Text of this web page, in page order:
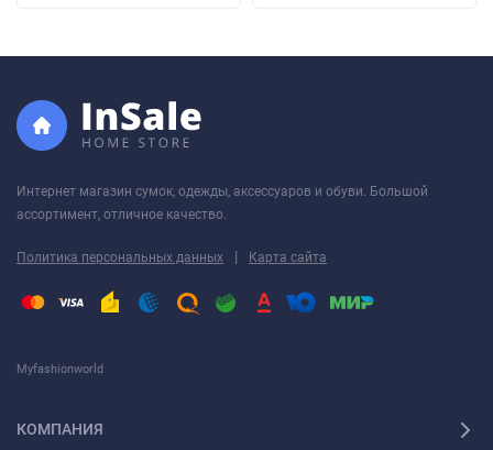
Интернет магазин сумок, одежды, аксессуаров и обуви. Большой
ассортимент, отличное качество.
Политика персональных данных | Карта сайта
Myfashionworld
КОМПАНИЯ